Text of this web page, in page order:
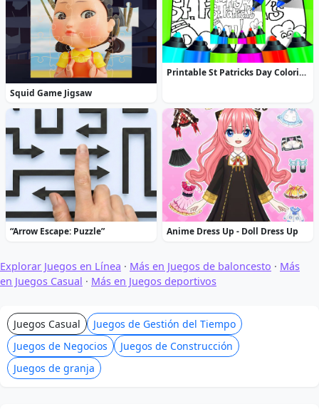
Squid Game Jigsaw
Printable St Patricks Day Coloring Pages
“Arrow Escape: Puzzle” Anime Dress Up - Doll Dress Up
Explorar Juegos en Línea · Más en Juegos de baloncesto · Más
en Juegos Casual · Más en Juegos deportivos
Juegos Casual
Juegos de Gestión del Tiempo
Juegos de Negocios
Juegos de Construcción
Juegos de granja